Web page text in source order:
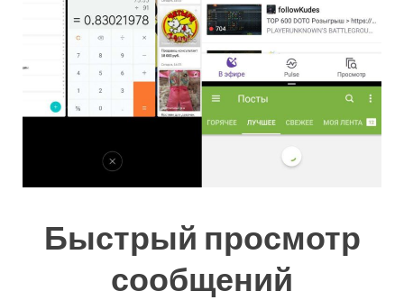
Быстрый просмотр
сообщений